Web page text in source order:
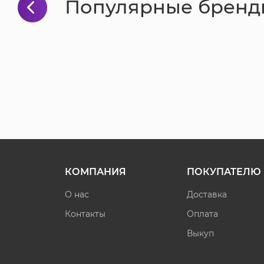
Популярные
КОМПАНИЯ
О нас
Контакты
ПОКУПАТЕЛЮ
Доставка
Оплата
Выкуп